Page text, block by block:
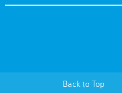
Back to Top